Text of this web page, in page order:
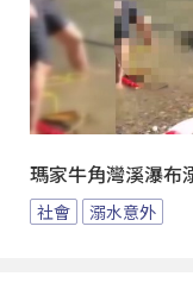
瑪家牛角灣溪瀑布
社會 溺水意外